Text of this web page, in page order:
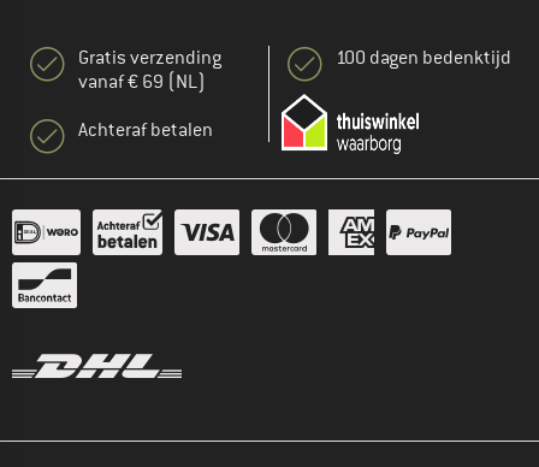
Gratis verzending
vanaf € 69 (NL)
Achteraf betalen
100 dagen bedenktijd